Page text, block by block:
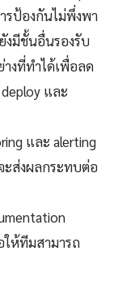
รป้องกันไม่พึ่งพา
งมีชั้นอื่นรองรับ
งที่ทำได้เพื่อลด
และ
และ alerting
ส่งผลกระทบต่อ
ให้ทีมสามารถ